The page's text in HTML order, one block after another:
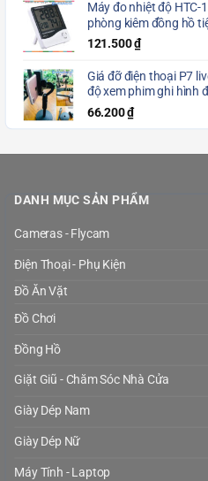
Máy đo nhiệt độ HTC-
phòng kiêm đồng hồ
121.500₫
Giá đỡ điện thoại P7
độ xem phim ghi hình
66.200₫
DANH MỤC SẢN PHẨM
Cameras - Flycam
Điện Thoại - Phụ Kiện
Đồ Ăn Vặt
Đồ Chơi
Đồng Hồ
Giặt Giũ - Chăm Sóc Nhà Cửa
Giày Dép Nam
Giày Dép Nữ
Máy Tính - Laptop